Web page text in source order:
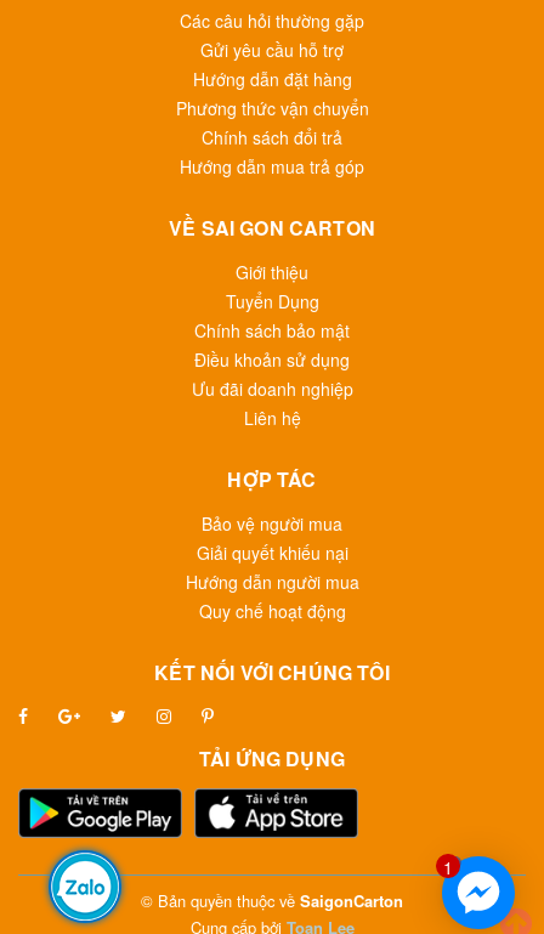
1
Các câu hỏi thường gặp
Gửi yêu cầu hỗ trợ
Hướng dẫn đặt hàng
Phương thức vận chuyển
Chính sách đổi trả
Hướng dẫn mua trả góp
VỀ SAI GON CARTON
Giới thiệu
Tuyển Dụng
Chính sách bảo mật
Điều khoản sử dụng
Ưu đãi doanh nghiệp
Liên hệ
HỢP TÁC
Bảo vệ người mua
Giải quyết khiếu nại
Hướng dẫn người mua
Quy chế hoạt động
KẾT NỐI VỚI CHÚNG TÔI
TẢI ỨNG DỤNG
© Bản quyền thuộc về SaigonCarton
Cung cấp bởi Toan Lee